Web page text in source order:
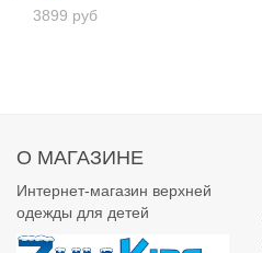
3899 руб
О МАГАЗИНЕ
Интернет-магазин верхней
одежды для детей